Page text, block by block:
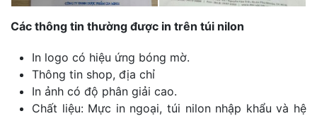
Các thông tin thường được in trên túi nilon
In logo có hiệu ứng bóng mờ.
Thông tin shop, địa chỉ
In ảnh có độ phân giải cao.
Chất liệu: Mực in ngoại, túi nilon nhập khẩu và hệ